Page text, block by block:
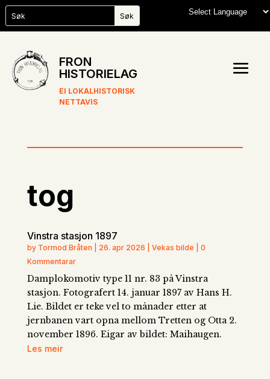
FRON
HISTORIELAG
EI LOKALHISTORISK
NETTAVIS
tog
Vinstra stasjon 1897
by Tormod Bråten | 26. apr 2026 | Vekas bilde | 0
Kommentarar
Damplokomotiv type 11 nr. 83 på Vinstra
stasjon. Fotografert 14. januar 1897 av Hans H.
Lie. Bildet er teke vel to månader etter at
jernbanen vart opna mellom Tretten og Otta 2.
november 1896. Eigar av bildet: Maihaugen.
Les meir